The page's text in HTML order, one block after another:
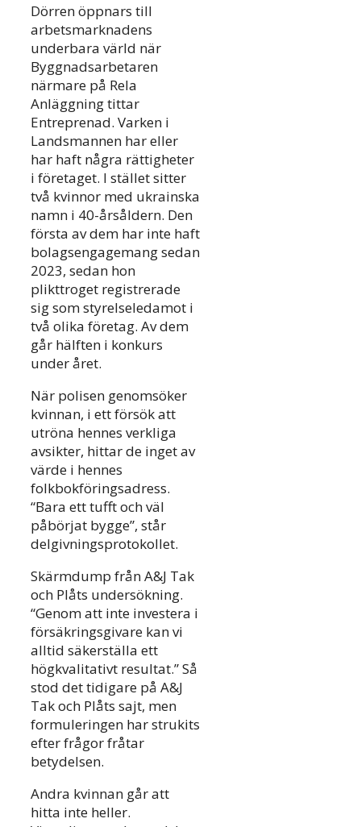
Dörren öppnars till
arbetsmarknadens
underbara värld när
Byggnadsarbetaren
närmare på Rela
Anläggning tittar
Entreprenad. Varken i
Landsmannen har eller
har haft några rättigheter
i företaget. I stället sitter
två kvinnor med ukrainska
namn i 40-årsåldern. Den
första av dem har inte haft
bolagsengagemang sedan
2023, sedan hon
plikttroget registrerade
sig som styrelseledamot i
två olika företag. Av dem
går hälften i konkurs
under året.
När polisen genomsöker
kvinnan, i ett försök att
utröna hennes verkliga
avsikter, hittar de inget av
värde i hennes
folkbokföringsadress.
“Bara ett tufft och väl
påbörjat bygge”, står
delgivningsprotokollet.
Skärmdump från A&J Tak
och Plåts undersökning.
“Genom att inte investera i
försäkringsgivare kan vi
alltid säkerställa ett
högkvalitativt resultat.” Så
stod det tidigare på A&J
Tak och Plåts sajt, men
formuleringen har strukits
efter frågor fråtar
betydelsen.
Andra kvinnan går att
hitta inte heller.